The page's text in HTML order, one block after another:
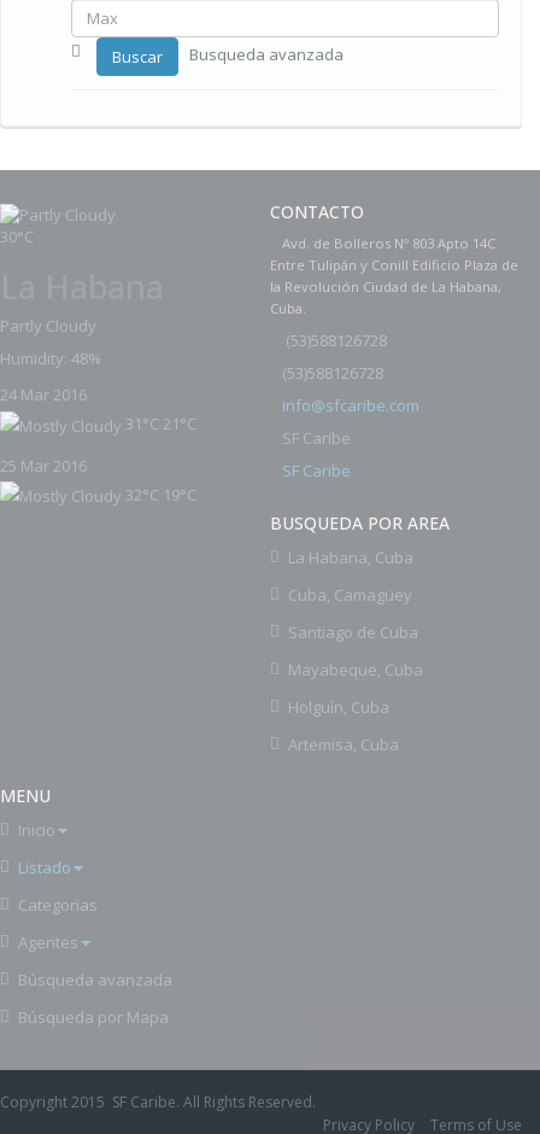
Buscar Busqueda avanzada
30°C
Partly Cloudy
Humidity: 48%
24 Mar 2016
31°C 21°C
25 Mar 2016
32°C 19°C
CONTACTO
Avd. de Bolleros Nº 803 Apto 14C
Entre Tulipán y Conill Edificio Plaza de
la Revolución Ciudad de La Habana,
Cuba.
(53)588126728
(53)588126728
info@sfcaribe.com
SF Caribe
SF Caribe
BUSQUEDA POR AREA
La Habana, Cuba
Cuba, Camagüey
Santiago de Cuba
Mayabeque, Cuba
Holguín, Cuba
Artemisa, Cuba
MENU
Inicio
Listado
Categorias
Agentes
Búsqueda avanzada
Búsqueda por Mapa
Copyright 2015 SF Caribe. All Rights Reserved.
Privacy Policy
Terms of Use